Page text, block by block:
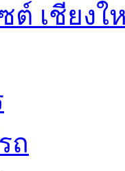
ต์ เชียงใ
ถ